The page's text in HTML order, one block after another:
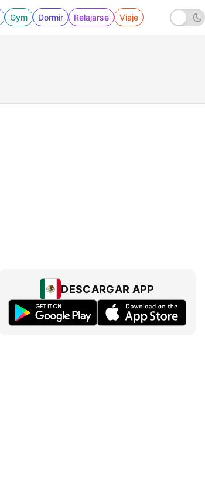
Gym Dormir Relajarse Viaje
DESCARGAR APP